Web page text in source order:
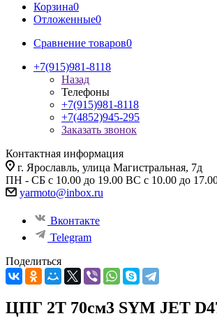
Корзина0
Отложенные0
Сравнение товаров0
+7(915)981-8118
Назад
Телефоны
+7(915)981-8118
+7(4852)945-295
Заказать звонок
Контактная информация
г. Ярославль, улица Магистральная, 7д
ПН - СБ с 10.00 до 19.00 ВС с 10.00 до
yarmoto@inbox.ru
Вконтакте
Telegram
Поделиться
ЦПГ 2T 70см3 SYM JET